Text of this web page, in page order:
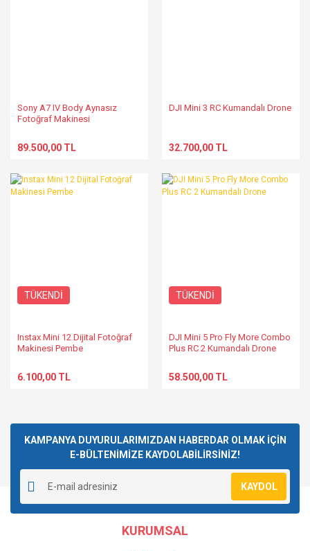
Sony A7 IV Body Aynasız
Fotoğraf Makinesi
89.500,00 TL
DJI Mini 3 RC Kumandalı Drone
32.700,00 TL
TÜKENDİ
Instax Mini 12 Dijital Fotoğraf
Makinesi Pembe
6.100,00 TL
TÜKENDİ
DJI Mini 5 Pro Fly More Combo
Plus RC 2 Kumandalı Drone
58.500,00 TL
KAMPANYA DUYURULARIMIZDAN HABERDAR OLMAK İÇİN
E-BÜLTENİMİZE KAYDOLABİLİRSİNİZ!
KAYDOL
KURUMSAL